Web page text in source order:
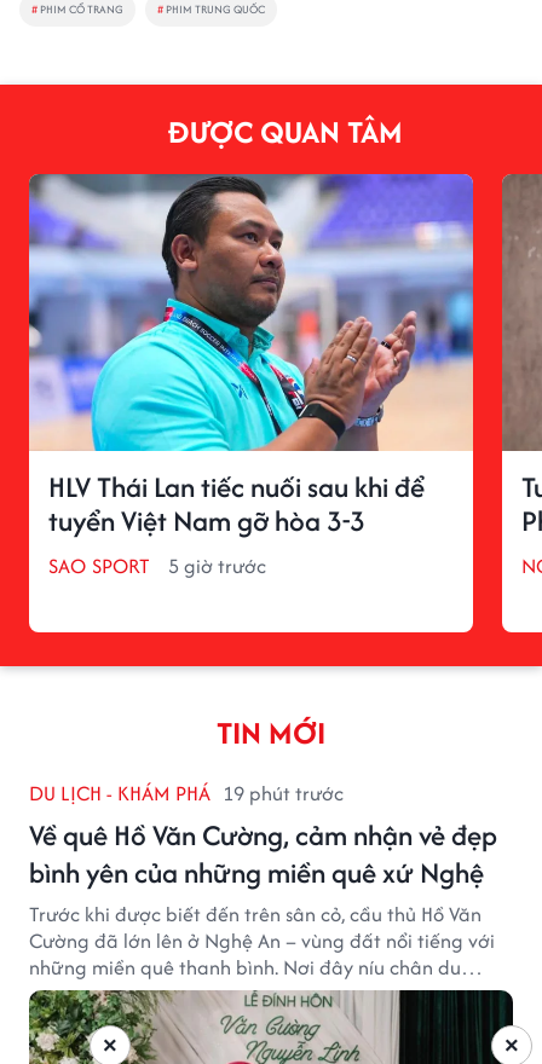
# PHIM CỔ TRANG # PHIM TRUNG QUỐC
ĐƯỢC QUAN TÂM
HLV Thái Lan tiếc nuối sau khi để
tuyển Việt Nam gỡ hòa 3-3
SAO SPORT 5 giờ trước
TIN MỚI
DU LỊCH - KHÁM PHÁ 19 phút trước
Về quê Hồ Văn Cường, cảm nhận vẻ đẹp
bình yên của những miền quê xứ Nghệ
Trước khi được biết đến trên sân cỏ, cầu thủ Hồ Văn
Cường đã lớn lên ở Nghệ An – vùng đất nổi tiếng với
những miền quê thanh bình. Nơi đây níu chân du
khách bằng cánh đồng xanh, làng quê yên ả và nhịp
sống chậm đầy bình yên.
×
×